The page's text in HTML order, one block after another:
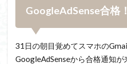
GoogleAdSense合格！
31 日の朝目覚めてスマホの
GoogleAdSenseから合格通知が